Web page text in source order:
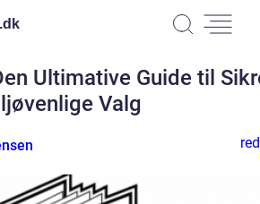
dk
Ultimative Guide til
Valg